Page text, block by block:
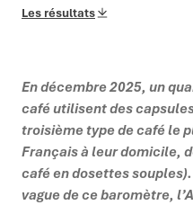
Les résultats
En décembre 2025, un
café utilisent des
troisième type de café le
Français à leur domicile,
café en dosettes
vague de ce baromètre, l